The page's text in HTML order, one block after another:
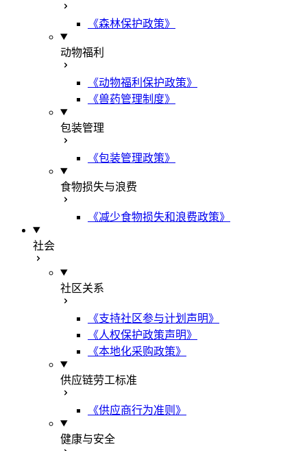
《森林保护政策》
动物福利
《动物福利保护政策》
《兽药管理制度》
包装管理
《包装管理政策》
食物损失与浪费
《减少食物损失和浪费政策》
社会
社区关系
《支持社区参与计划声明》
《人权保护政策声明》
《本地化采购政策》
供应链劳工标准
《供应商行为准则》
健康与安全